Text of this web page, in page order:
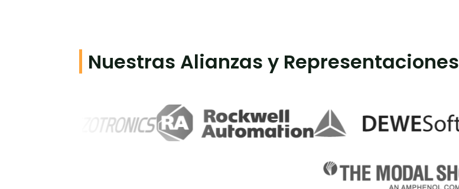
Nuestras Alianzas y Representaciones